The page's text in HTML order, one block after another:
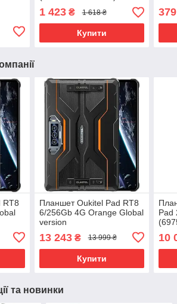
1 423₴ 1 618 ₴
Купити
379
RT8
Планшет Oukitel Pad RT8
6/256Gb 4G Orange Global
version
13 243₴ 13 999 ₴
Купити
Pad
10
та новинки